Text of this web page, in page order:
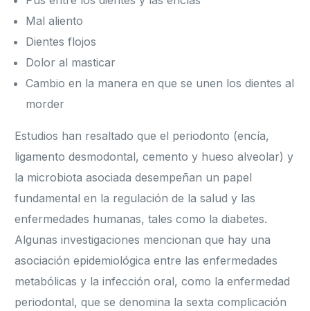
Mal aliento
Dientes flojos
Dolor al masticar
Cambio en la manera en que se unen los dientes al
morder
Estudios han resaltado que el periodonto (encía,
ligamento desmodontal, cemento y hueso alveolar) y
la microbiota asociada desempeñan un papel
fundamental en la regulación de la salud y las
enfermedades humanas, tales como la diabetes.
Algunas investigaciones mencionan que hay una
asociación epidemiológica entre las enfermedades
metabólicas y la infección oral, como la enfermedad
periodontal, que se denomina la sexta complicación